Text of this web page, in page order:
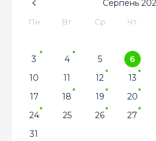
Серпень
Пн Вт Ср Чт
3
4 5 6
10
11 12 13
17
18 19 20
24
25 26 27
31